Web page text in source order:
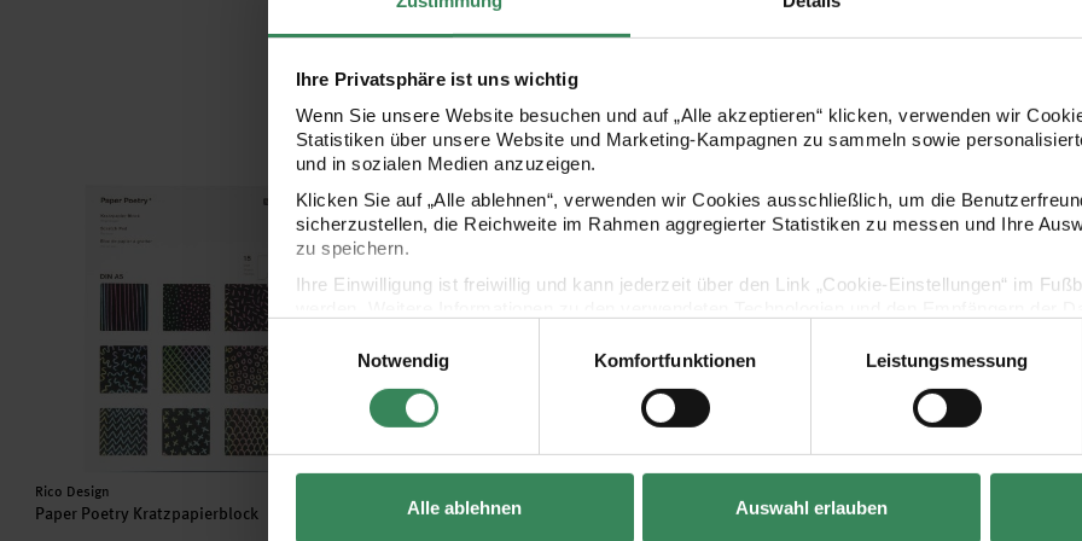
Ihre Privatsphäre ist uns wichtig
Wenn Sie unsere Website besuchen und auf „Alle akzeptieren“ klicken, verwenden wir
Statistiken über unsere Website und Marketing-Kampagnen zu sammeln sowie
und in sozialen Medien anzuzeigen.
Klicken Sie auf „Alle ablehnen“, verwenden wir Cookies ausschließlich, um die
sicherzustellen, die Reichweite im Rahmen aggregierter Statistiken zu messen und Ihre
zu speichern.
Ihre Einwilligung ist freiwillig und kann jederzeit über den Link „Cookie-Einstellungen“ im
Impressum
Datenschutz Vertrag widerrufen
Einwilligungsauswahl
Notwendig
Komfortfunktionen Leistungsmessung
Alle ablehnen Auswahl erlauben
Kaufempfehlung
Paper Poetry Kratzpapierblock
Hersteller:
Rico Design
Paper Poetry Kratzpapierblock
Paper Poetry Kratzpapier Anhänger 12 Stück mit Holzkratzer
Paper Poetry Kratzpapier Anhänger 12
Paper Poetry Kratzpapier Motivblock A5 10 Blatt
Paper Poetry Kratzpapier Motivblock A5
Paper
Paper Poetry
Anspitzer